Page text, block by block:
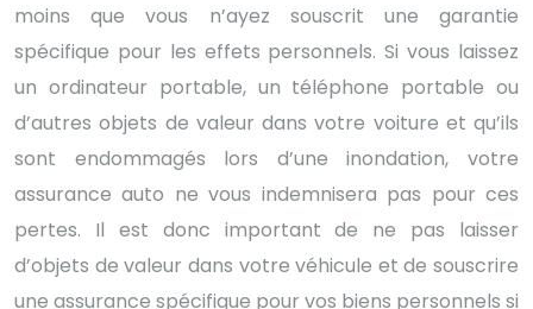
moins que vous n’ayez souscrit une garantie
spécifique pour les effets personnels. Si vous laissez
un ordinateur portable, un téléphone portable ou
d’autres objets de valeur dans votre voiture et qu’ils
sont endommagés lors d’une inondation, votre
assurance auto ne vous indemnisera pas pour ces
pertes. Il est donc important de ne pas laisser
d’objets de valeur dans votre véhicule et de souscrire
une assurance spécifique pour vos biens personnels si